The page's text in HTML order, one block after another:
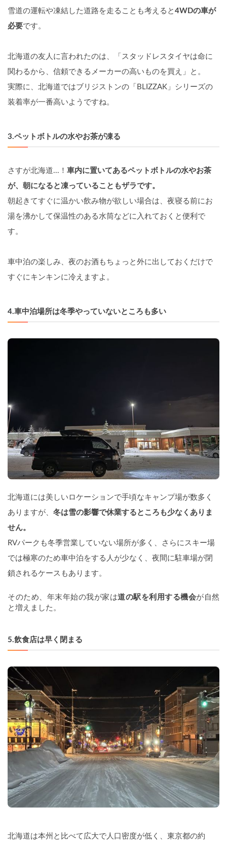
雪道の運転や凍結した道路を走ることも考えると 4WDの車が
必要です。
北海道の友人に言われたのは、「スタッドレスタイヤは命に
関わるから、信頼できるメーカーの高いものを買え」と。
実際に、北海道ではブリジストンの「BLIZZAK」シリーズの
装着率が一番高いようですね。
3.ペットボトルの水やお茶が凍る
さすが北海道...！ 車内に置いてあるペットボトルの水やお茶
が、朝になると凍っていることもザラです。
朝起きてすぐに温かい飲み物が欲しい場合は、夜寝る前にお
湯を沸かして保温性のある水筒などに入れておくと便利で
す。
車中泊の楽しみ、夜のお酒もちょっと外に出しておくだけで
すぐにキンキンに冷えますよ。
4.車中泊場所は冬季やっていないところも多い
北海道には美しいロケーションで手頃なキャンプ場が数多く
ありますが、 冬は雪の影響で休業するところも少なくありま
せん。
RVパークも冬季営業していない場所が多く、さらにスキー場
では極寒のため車中泊をする人が少なく、夜間に駐車場が閉
鎖されるケースもあります。
そのため、年末年始の我が家は道の駅を利用する機会が自然
と増えました。
5.飲食店は早く閉まる
北海道は本州と比べて広大で人口密度が低く、東京都の約